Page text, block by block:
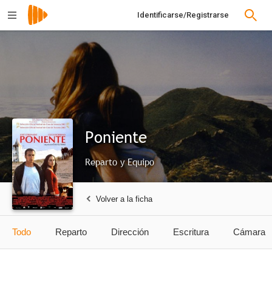
Identificarse/Registrarse
Poniente
Reparto y Equipo
Volver a la ficha
Todo Reparto Dirección Escritura Cámara